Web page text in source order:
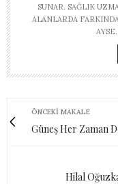
SUNAR. SAĞLIK
ALANLARDA
ÖNCEKI MAKALE
Güneş Her Zaman
Hilal